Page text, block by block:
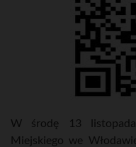
W środę 13
Miejskiego we